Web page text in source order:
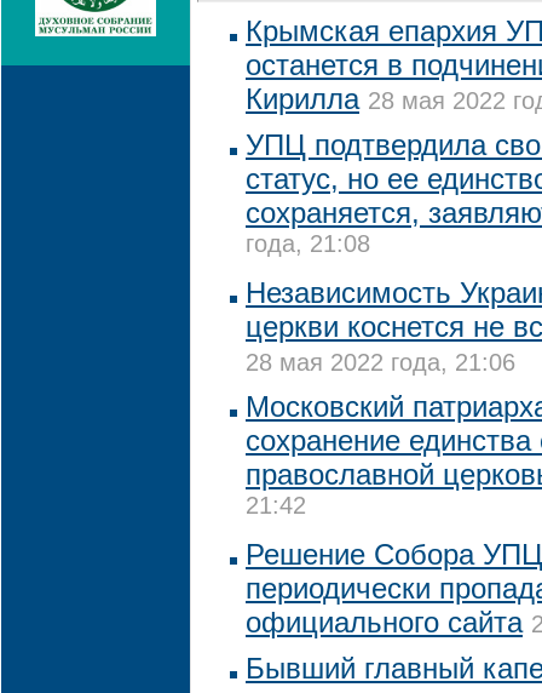
Крымская епархия
останется в
Кирилла 28 мая 2022
УПЦ подтвердила
статус, но ее
сохраняется,
года, 21:08
Независимость
церкви коснется не
28 мая 2022 года, 21:06
Московский
сохранение единства
православной
21:42
Решение Собора УПЦ
периодически
официального сайта
Бывший главный